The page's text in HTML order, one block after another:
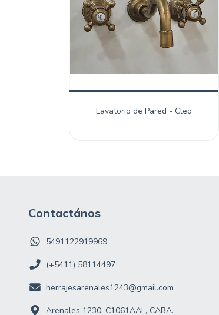
Lavatorio de Pared - Cleo
Contactános
5491122919969
(+5411) 58114497
herrajesarenales1243@gmail.com
Arenales 1230, C1061AAL, CABA.